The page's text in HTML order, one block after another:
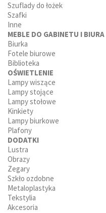
Szuflady do łożek
Szafki
Inne
MEBLE DO GABINETU I BIURA
Biurka
Fotele biurowe
Biblioteka
OŚWIETLENIE
Lampy wiszące
Lampy stojące
Lampy stołowe
Kinkiety
Lampy biurkowe
Plafony
DODATKI
Lustra
Obrazy
Zegary
Szkło ozdobne
Metaloplastyka
Tekstylia
Akcesoria